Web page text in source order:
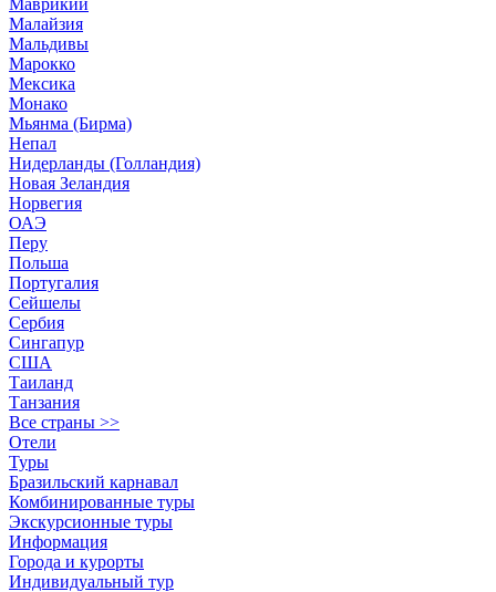
Маврикий
Малайзия
Мальдивы
Марокко
Мексика
Монако
Мьянма (Бирма)
Непал
Нидерланды (Голландия)
Новая Зеландия
Норвегия
ОАЭ
Перу
Польша
Португалия
Сейшелы
Сербия
Сингапур
США
Таиланд
Танзания
Все страны >>
Отели
Туры
Бразильский карнавал
Комбинированные туры
Экскурсионные туры
Информация
Города и курорты
Индивидуальный тур